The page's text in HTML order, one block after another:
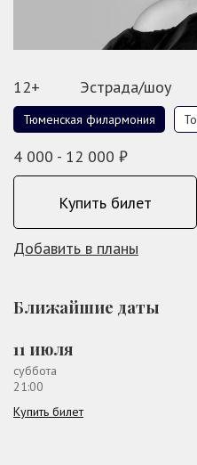
12+ Эстрада/шоу
Тюменская филармония
4 000 - 12 000 ₽
Купить билет
Добавить в планы
Ближайшие даты
11 июля
суббота
21:00
Купить билет